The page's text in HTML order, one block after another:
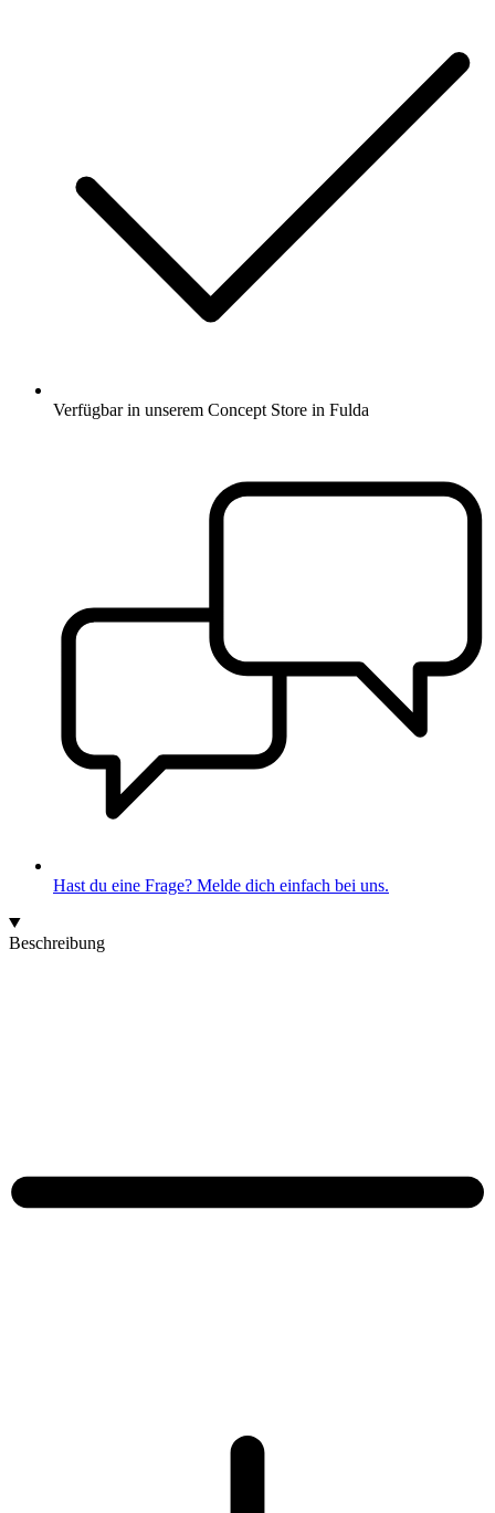
Verfügbar in unserem Concept Store in Fulda
Hast du eine Frage? Melde dich einfach bei uns.
Beschreibung